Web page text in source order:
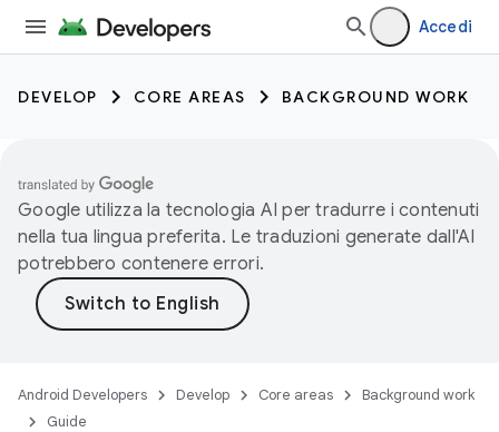
Accedi
DEVELOP CORE AREAS BACKGROUND WORK
Google utilizza la tecnologia AI per tradurre i contenuti
nella tua lingua preferita. Le traduzioni generate dall'AI
potrebbero contenere errori.
Android Developers Develop Core areas
Background work
Guide